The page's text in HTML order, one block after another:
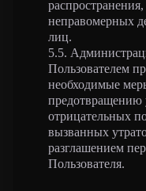
неправомерных
лиц.
5.5.
Пользователем
необходимые
отрицательных
вызванных
разглашением
Пользователя.